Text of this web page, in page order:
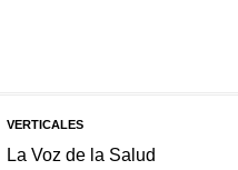
VERTICALES
La Voz de la Salud